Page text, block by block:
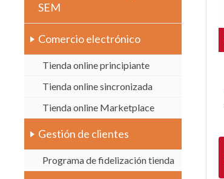
SEM
Comercio electrónico
Tienda online principiante
Tienda online sincronizada
Tienda online Marketplace
Gestión de clientes
Programa de fidelización tienda